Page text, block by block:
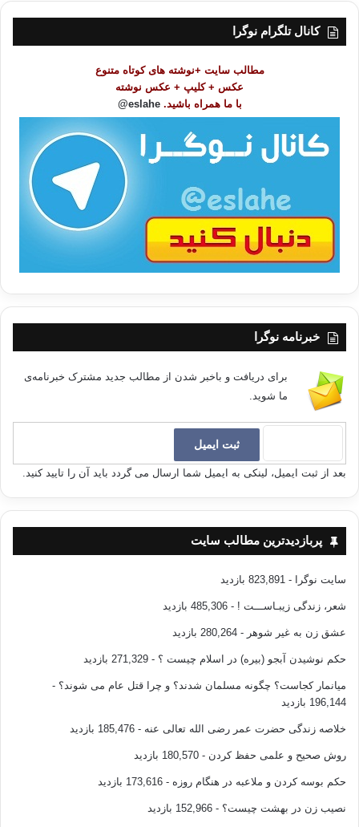
کانال تلگرام نوگرا
مطالب سایت +نوشته های کوتاه متنوع
عکس + کلیپ + عکس نوشته
با ما همراه باشید. eslahe@
خبرنامه نوگرا
برای دریافت و باخبر شدن از مطالب جدید مشترک خبرنامه‌ی
ما شوید.
بعد از ثبت ایمیل، لینکی به ایمیل شما ارسال می گردد باید آن را تایید کنید.
پربازدیدترین مطالب سایت
سایت نوگرا - 823,891 بازدید
شعر، زندگی زیبـاســـت ! - 485,306 بازدید
عشق زن به غیر شوهر - 280,264 بازدید
حکم نوشیدن آبجو (بیره) در اسلام چیست ؟ - 271,329 بازدید
میانمار کجاست؟ چگونه مسلمان شدند؟ و چرا قتل عام می شوند؟ -
196,144 بازدید
خلاصه زندگی حضرت عمر رضی الله تعالی عنه - 185,476 بازدید
روش صحیح و علمی حفظ کردن - 180,570 بازدید
حکم بوسه کردن و ملاعبه در هنگام روزه - 173,616 بازدید
نصیب زن در بهشت چیست؟ - 152,966 بازدید